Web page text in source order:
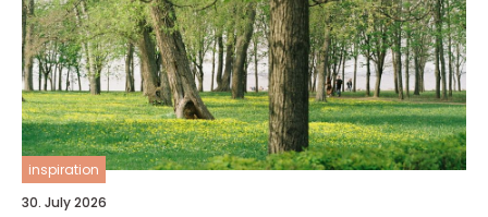
inspiration
30. July 2026